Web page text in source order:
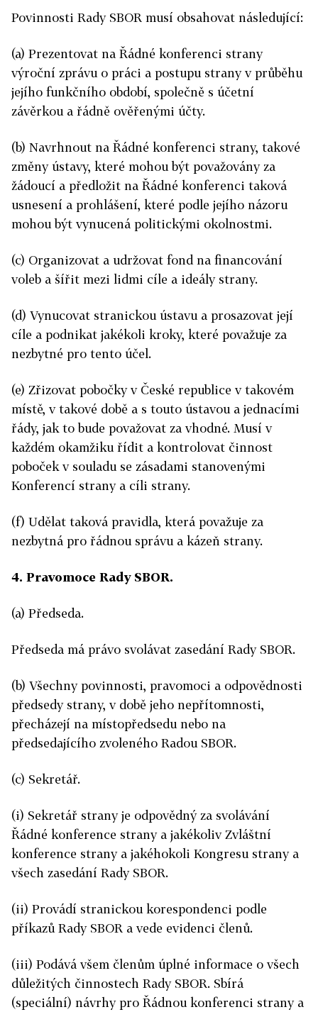
Povinnosti Rady SBOR musí obsahovat následující:
(a) Prezentovat na Řádné konferenci strany
výroční zprávu o práci a postupu strany v průběhu
jejího funkčního období, společně s účetní
závěrkou a řádně ověřenými účty.
(b) Navrhnout na Řádné konferenci strany, takové
změny ústavy, které mohou být považovány za
žádoucí a předložit na Řádné konferenci taková
usnesení a prohlášení, které podle jejího názoru
mohou být vynucená politickými okolnostmi.
(c) Organizovat a udržovat fond na financování
voleb a šířit mezi lidmi cíle a ideály strany.
(d) Vynucovat stranickou ústavu a prosazovat její
cíle a podnikat jakékoli kroky, které považuje za
nezbytné pro tento účel.
(e) Zřizovat pobočky v České republice v takovém
místě, v takové době a s touto ústavou a jednacími
řády, jak to bude považovat za vhodné. Musí v
každém okamžiku řídit a kontrolovat činnost
poboček v souladu se zásadami stanovenými
Konferencí strany a cíli strany.
(f) Udělat taková pravidla, která považuje za
nezbytná pro řádnou správu a kázeň strany.
4. Pravomoce Rady SBOR.
(a) Předseda.
Předseda má právo svolávat zasedání Rady SBOR.
(b) Všechny povinnosti, pravomoci a odpovědnosti
předsedy strany, v době jeho nepřítomnosti,
přecházejí na místopředsedu nebo na
předsedajícího zvoleného Radou SBOR.
(c) Sekretář.
(i) Sekretář strany je odpovědný za svolávání
Řádné konference strany a jakékoliv Zvláštní
konference strany a jakéhokoli Kongresu strany a
všech zasedání Rady SBOR.
(ii) Provádí stranickou korespondenci podle
příkazů Rady SBOR a vede evidenci členů.
(iii) Podává všem členům úplné informace o všech
důležitých činnostech Rady SBOR. Sbírá
(speciální) návrhy pro Řádnou konferenci strany a